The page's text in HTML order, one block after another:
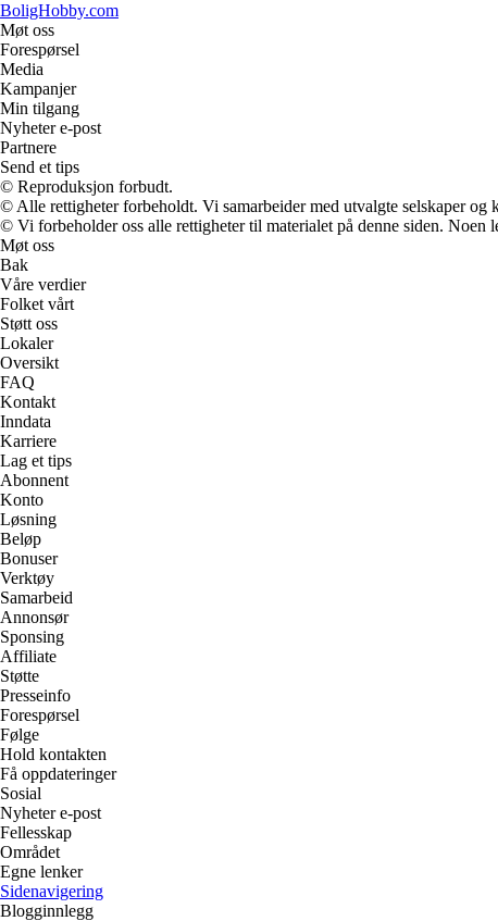
BoligHobby.com
Møt oss
Forespørsel
Media
Kampanjer
Min tilgang
Nyheter e-post
Partnere
Send et tips
© Reproduksjon forbudt.
© Alle rettigheter forbeholdt. Vi samarbeider med utvalgte selskaper og
© Vi forbeholder oss alle rettigheter til materialet på denne siden.
Møt oss
Bak
Våre verdier
Folket vårt
Støtt oss
Lokaler
Oversikt
FAQ
Kontakt
Inndata
Karriere
Lag et tips
Abonnent
Konto
Løsning
Beløp
Bonuser
Verktøy
Samarbeid
Annonsør
Sponsing
Affiliate
Støtte
Presseinfo
Forespørsel
Følge
Hold kontakten
Få oppdateringer
Sosial
Nyheter e-post
Fellesskap
Området
Egne lenker
Sidenavigering
Blogginnlegg